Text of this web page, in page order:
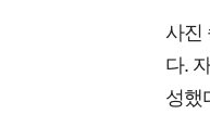
사진
다.
성했